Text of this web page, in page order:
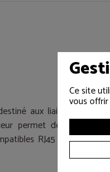
aux liaisons réseau
permet de réaliser
RJ45 tout en
Ce site
vous